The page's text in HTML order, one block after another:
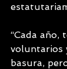
“Cada año,
voluntarios
basura,